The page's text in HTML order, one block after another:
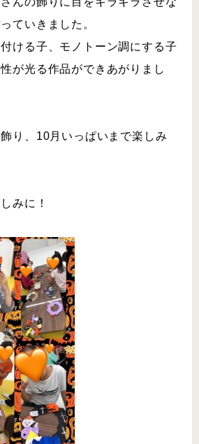
ていきました。
ける子、モノトーン調にする子
が光る作品ができあがりまし
り、10月いっぱいまで楽しみ
みに！